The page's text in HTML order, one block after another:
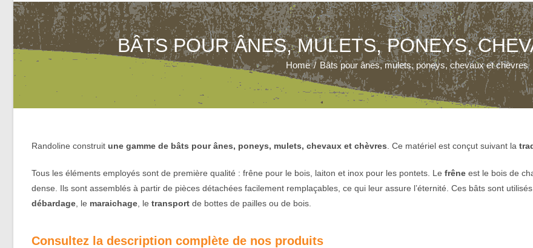
BÂTS POUR ÂNES, MULETS, PONEYS,
Home / Bâts pour ânes, mulets, poneys, chevaux et chèvres
Randoline construit une gamme de bâts pour ânes, poneys, mulets, chevaux et chèvres . Ce matériel est conçut suivant la
Tous les éléments employés sont de première qualité : frêne pour le bois, laiton et inox pour les pontets. Le frêne est le bois de
dense. Ils sont assemblés à partir de pièces détachées facilement remplaçables, ce qui leur assure l’éternité. Ces bâts sont
débardage , le maraichage , le transport de bottes de pailles ou de bois.
Consultez la description complète de nos produits